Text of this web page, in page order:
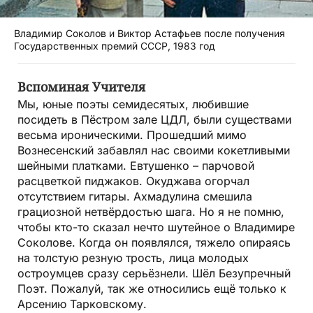
Владимир Соколов и Виктор Астафьев после получения
Государственных премий СССР, 1983 год
Вспоминая Учителя
Мы, юные поэты семидесятых, любившие
посидеть в Пёстром зале ЦДЛ, были существами
весьма ироническими. Прошедший мимо
Вознесенский забавлял нас своими кокетливыми
шейными платками. Евтушенко – парчовой
расцветкой пиджаков. Окуджава огорчал
отсутствием гитары. Ахмадулина смешила
грациозной нетвёрдостью шага. Но я не помню,
чтобы кто-то сказал нечто шутейное о Владимире
Соколове. Когда он появлялся, тяжело опираясь
на толстую резную трость, лица молодых
остроумцев сразу серьёзнели. Шёл Безупречный
Поэт. Пожалуй, так же относились ещё только к
Арсению Тарковскому.